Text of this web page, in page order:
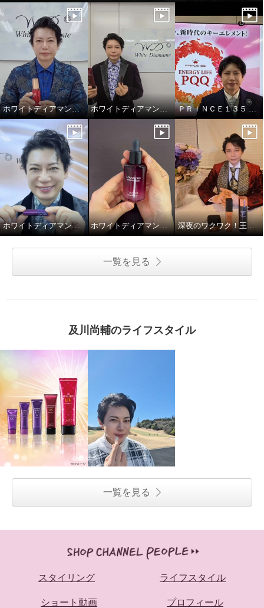
ホワイトディアマンテ 薬用ホワイト＆ リンクルセラムⅡ “フォースファクトセラムⅡ” ホワイトディアマンテ 美容液UV &UVリップ ＰＲＩＮＣＥ１３５ エナジーライフＰＱＱ
ホワイトディアマンテ ハピエンスリップラグゼ ホワイトディアマンテ アドバンスドリペアセラム 深夜のワクワク！王子のハリツヤ！！
一覧を見る
及川尚輔のライフスタイル
一覧を見る
スタイリング ライフスタイル
ショート動画 プロフィール